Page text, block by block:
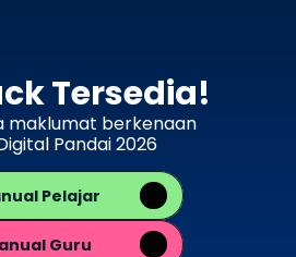
Tersedia!
maklumat berkenaan
Pandai 2026
Pelajar
Guru